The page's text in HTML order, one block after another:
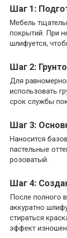
Шаг 1:
Мебель
покрытий. При
шлифуется,
Шаг 2:
Для
использовать
срок службы
Шаг 3:
Наносится
пастельные
розоватый.
Шаг 4:
После полного
аккуратно
стираться
эффект